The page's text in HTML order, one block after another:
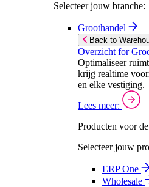
Selecteer jouw branche:
Groothandel
Back to
Overzicht for
Optimaliseer
krijg realtime
en elke vestiging.
Lees meer:
Producten voor
Selecteer jouw
ERP One
Wholesale